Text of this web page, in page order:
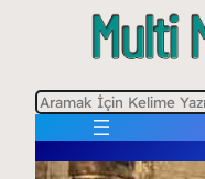
A
a